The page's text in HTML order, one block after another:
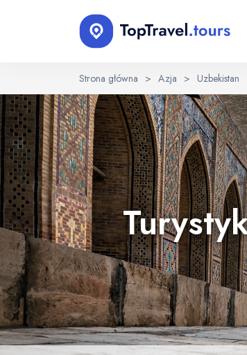
Strona główna > Azja > Uzbekistan
Wybierz język
EN
English